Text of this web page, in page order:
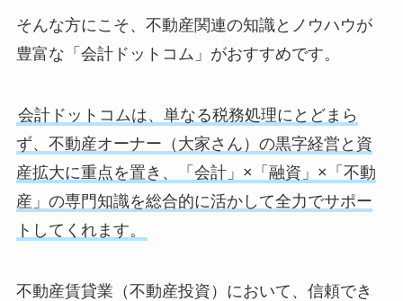
そんな方にこそ、不動産関連の知識とノウハウが
豊富な「会計ドットコム」がおすすめです。
会計ドットコムは、単なる税務処理にとどまら
ず、不動産オーナー（大家さん）の黒字経営と資
産拡大に重点を置き、「会計」×「融資」×「不動
産」の専門知識を総合的に活かして全力でサポー
トしてくれます。
不動産賃貸業（不動産投資）において、信頼でき